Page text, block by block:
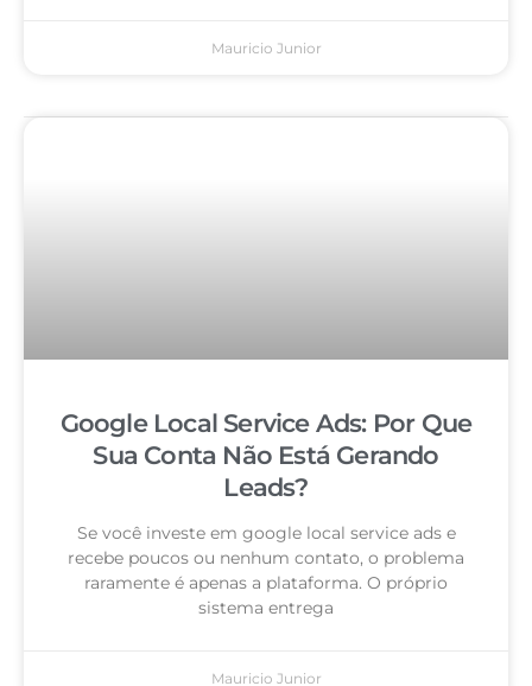
Mauricio Junior
Google Local Service Ads: Por Que
Sua Conta Não Está Gerando
Leads?
Se você investe em google local service ads e
recebe poucos ou nenhum contato, o problema
raramente é apenas a plataforma. O próprio
sistema entrega
Mauricio Junior